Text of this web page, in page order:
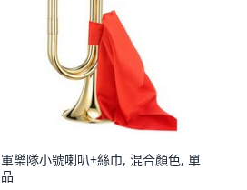
軍樂隊小號喇叭+絲巾, 混合顏色, 單
品